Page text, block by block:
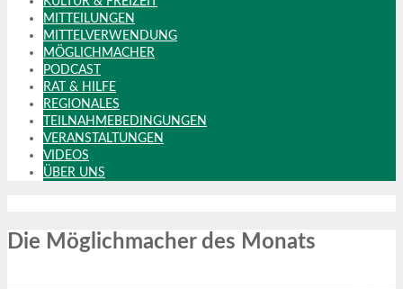
MITTEILUNGEN
MITTELVERWENDUNG
MÖGLICHMACHER
PODCAST
RAT & HILFE
REGIONALES
TEILNAHMEBEDINGUNGEN
VERANSTALTUNGEN
VIDEOS
ÜBER UNS
Die Möglichmacher des Monats